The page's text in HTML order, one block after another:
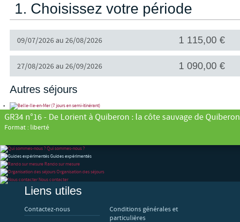
1. Choisissez votre période
09/07/2026 au 26/08/2026 1 115,00 €
27/08/2026 au 26/09/2026 1 090,00 €
Autres séjours
Belle-Ile-en-Mer (7 jours en semi-itinérant)
Format : liberté
GR34 n°14 - De Bénodet à Pont-Aven : La Cornouaille bretonne
Format : liberté
GR34 n°16 - De Lorient à Quiberon : la côte sauvage de Quiberon
Format : liberté
Qui sommes-nous ?
Guides expérimentés
Rando sur mesure
Organisation des séjours
Nous contacter
Liens utiles
Contactez-nous
Conditions générales et
particulières